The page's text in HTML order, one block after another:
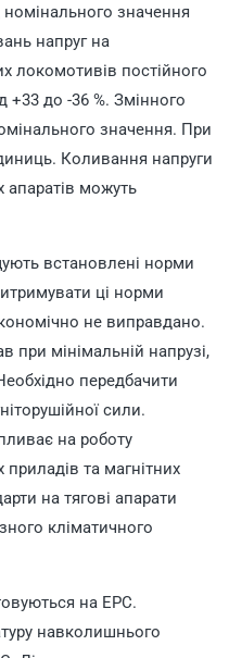
номінального значення
напруг на
локомотивів постійного
+33 до -36 %. Змінного
значення. При
Коливання напруги
апаратів можуть
встановлені норми
ці норми
не виправдано.
при мінімальній напрузі,
передбачити
сили.
на роботу
та магнітних
на тягові апарати
кліматичного
на ЕРС.
навколишнього